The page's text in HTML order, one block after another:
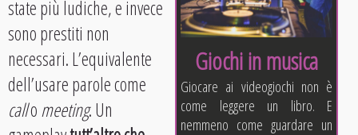
Giochi in musica
Giocare ai videogiochi non è
come leggere un libro. E
nemmeno come guardare un
state più ludiche, e invece
sono prestiti non
necessari. L’equivalente
dell’usare parole come
callomeeting. Un